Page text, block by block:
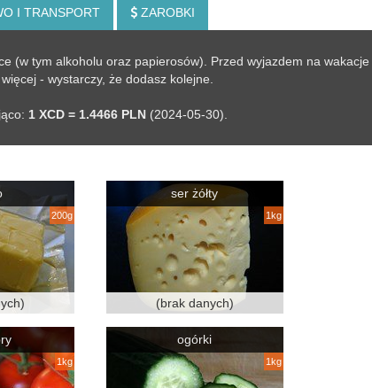
I TRANSPORT ZAROBKI
(w tym alkoholu oraz papierosów). Przed wyjazdem na
- wystarczy, że dodasz kolejne
1 XCD = 1.4466 PLN (2024-05-30).
200g
ser żółty
1kg
(brak danych)
1kg
ogórki
1kg